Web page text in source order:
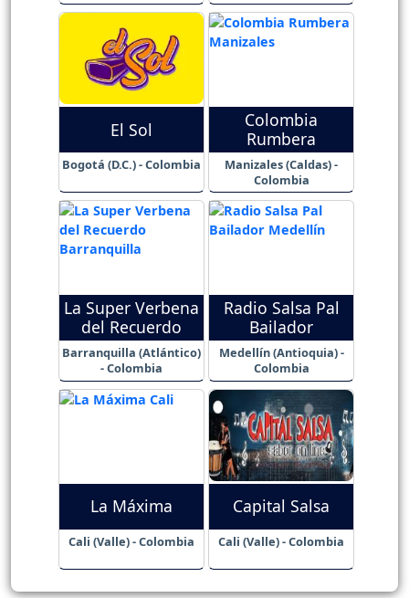
El Sol
Bogotá (D.C.) - Colombia
Colombia
Rumbera
Manizales (Caldas) -
Colombia
La Super Verbena
del Recuerdo
Barranquilla (Atlántico)
- Colombia
Radio Salsa Pal
Bailador
Medellín (Antioquia) -
Colombia
La Máxima
Cali (Valle) - Colombia
Capital Salsa
Cali (Valle) - Colombia